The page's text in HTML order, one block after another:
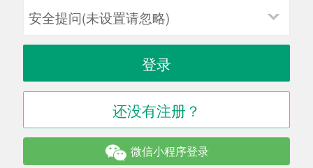
安全提问(未设置请忽略)
登录
还没有注册？
微信小程序登录